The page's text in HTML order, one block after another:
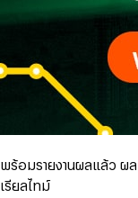
พร้อมรายงานผลแล้ว ผ
เรียลไทม์